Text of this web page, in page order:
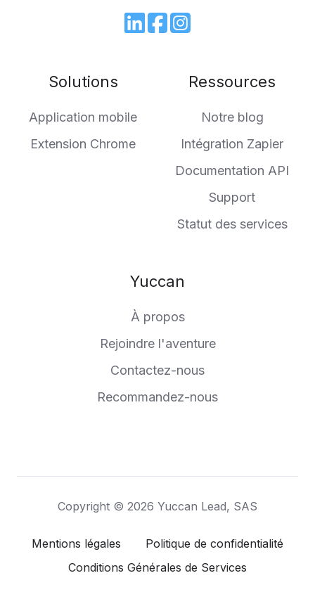
JoinBrowse
projects
Solutions
Application mobile
Extension Chrome
Ressources
Notre blog
Intégration Zapier
Documentation API
Support
Statut des services
Yuccan
À propos
Rejoindre l'aventure
Contactez-nous
Recommandez-nous
Copyright © 2026 Yuccan Lead, SAS
Mentions légales
Politique de confidentialité
Conditions Générales de Services